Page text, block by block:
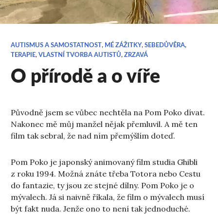
AUTISMUS A SAMOSTATNOST, MÉ ZÁŽITKY,SEBEDŮVĚRA,
TERAPIE,VLASTNÍ TVORBA AUTISTŮ,ZRZAVÁ
O přírodě a o víře
Původně jsem se vůbec nechtěla na Pom Poko dívat.
Nakonec mě můj manžel nějak přemluvil. A mě ten
film tak sebral, že nad ním přemýšlím doteď.
Pom Poko je japonský animovaný film studia Ghibli
z roku 1994. Možná znáte třeba Totora nebo Cestu
do fantazie, ty jsou ze stejné dílny. Pom Poko je o
mývalech. Já si naivně říkala, že film o mývalech musí
být fakt nuda. Jenže ono to není tak jednoduché.